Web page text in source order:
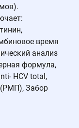
время
анализ
формула,
HCV total,
Забор